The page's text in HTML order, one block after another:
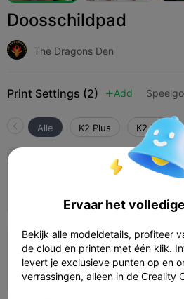
Doosschildpad
The Dragons Den
Print Settings (2)  Add
Alle K2 Plus K2 Pro
K2 0,2 mm
0,2 mm
 21m 54s 
Ervaar het
Bekijk alle modeldetails, profiteer
de cloud en printen met één klik.
levert je exclusieve punten op en
verrassingen, alleen in de Creality